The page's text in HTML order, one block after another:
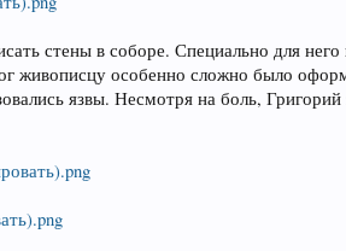
стены в соборе. Специально для
живописцу особенно сложно было
язвы. Несмотря на боль,